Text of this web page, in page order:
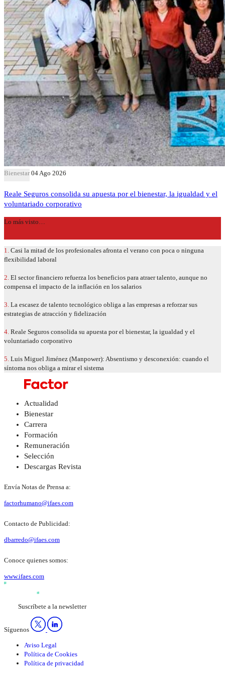
Bienestar 04 Ago 2026
Reale Seguros consolida su apuesta por el bienestar, la igualdad y el
voluntariado corporativo
Lo más visto…
1. Casi la mitad de los profesionales afronta el verano con poca o ninguna
flexibilidad laboral
2. El sector financiero refuerza los beneficios para atraer talento, aunque no
compensa el impacto de la inflación en los salarios
3. La escasez de talento tecnológico obliga a las empresas a reforzar sus
estrategias de atracción y fidelización
4. Reale Seguros consolida su apuesta por el bienestar, la igualdad y el
voluntariado corporativo
5. Luis Miguel Jiménez (Manpower): Absentismo y desconexión: cuando el
síntoma nos obliga a mirar el sistema
Actualidad
Bienestar
Carrera
Formación
Remuneración
Selección
Descargas Revista
Envía Notas de Prensa a:
factorhumano@ifaes.com
Contacto de Publicidad:
dbarredo@ifaes.com
Conoce quienes somos:
www.ifaes.com
Suscríbete a la newsletter
Síguenos
Aviso Legal
Política de Cookies
Política de privacidad